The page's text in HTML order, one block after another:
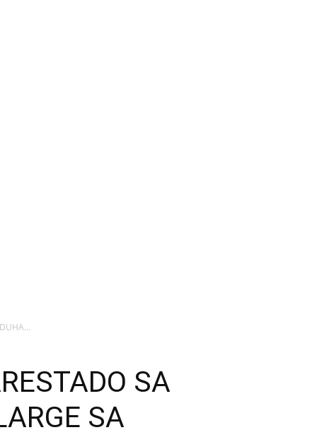
SA
SA